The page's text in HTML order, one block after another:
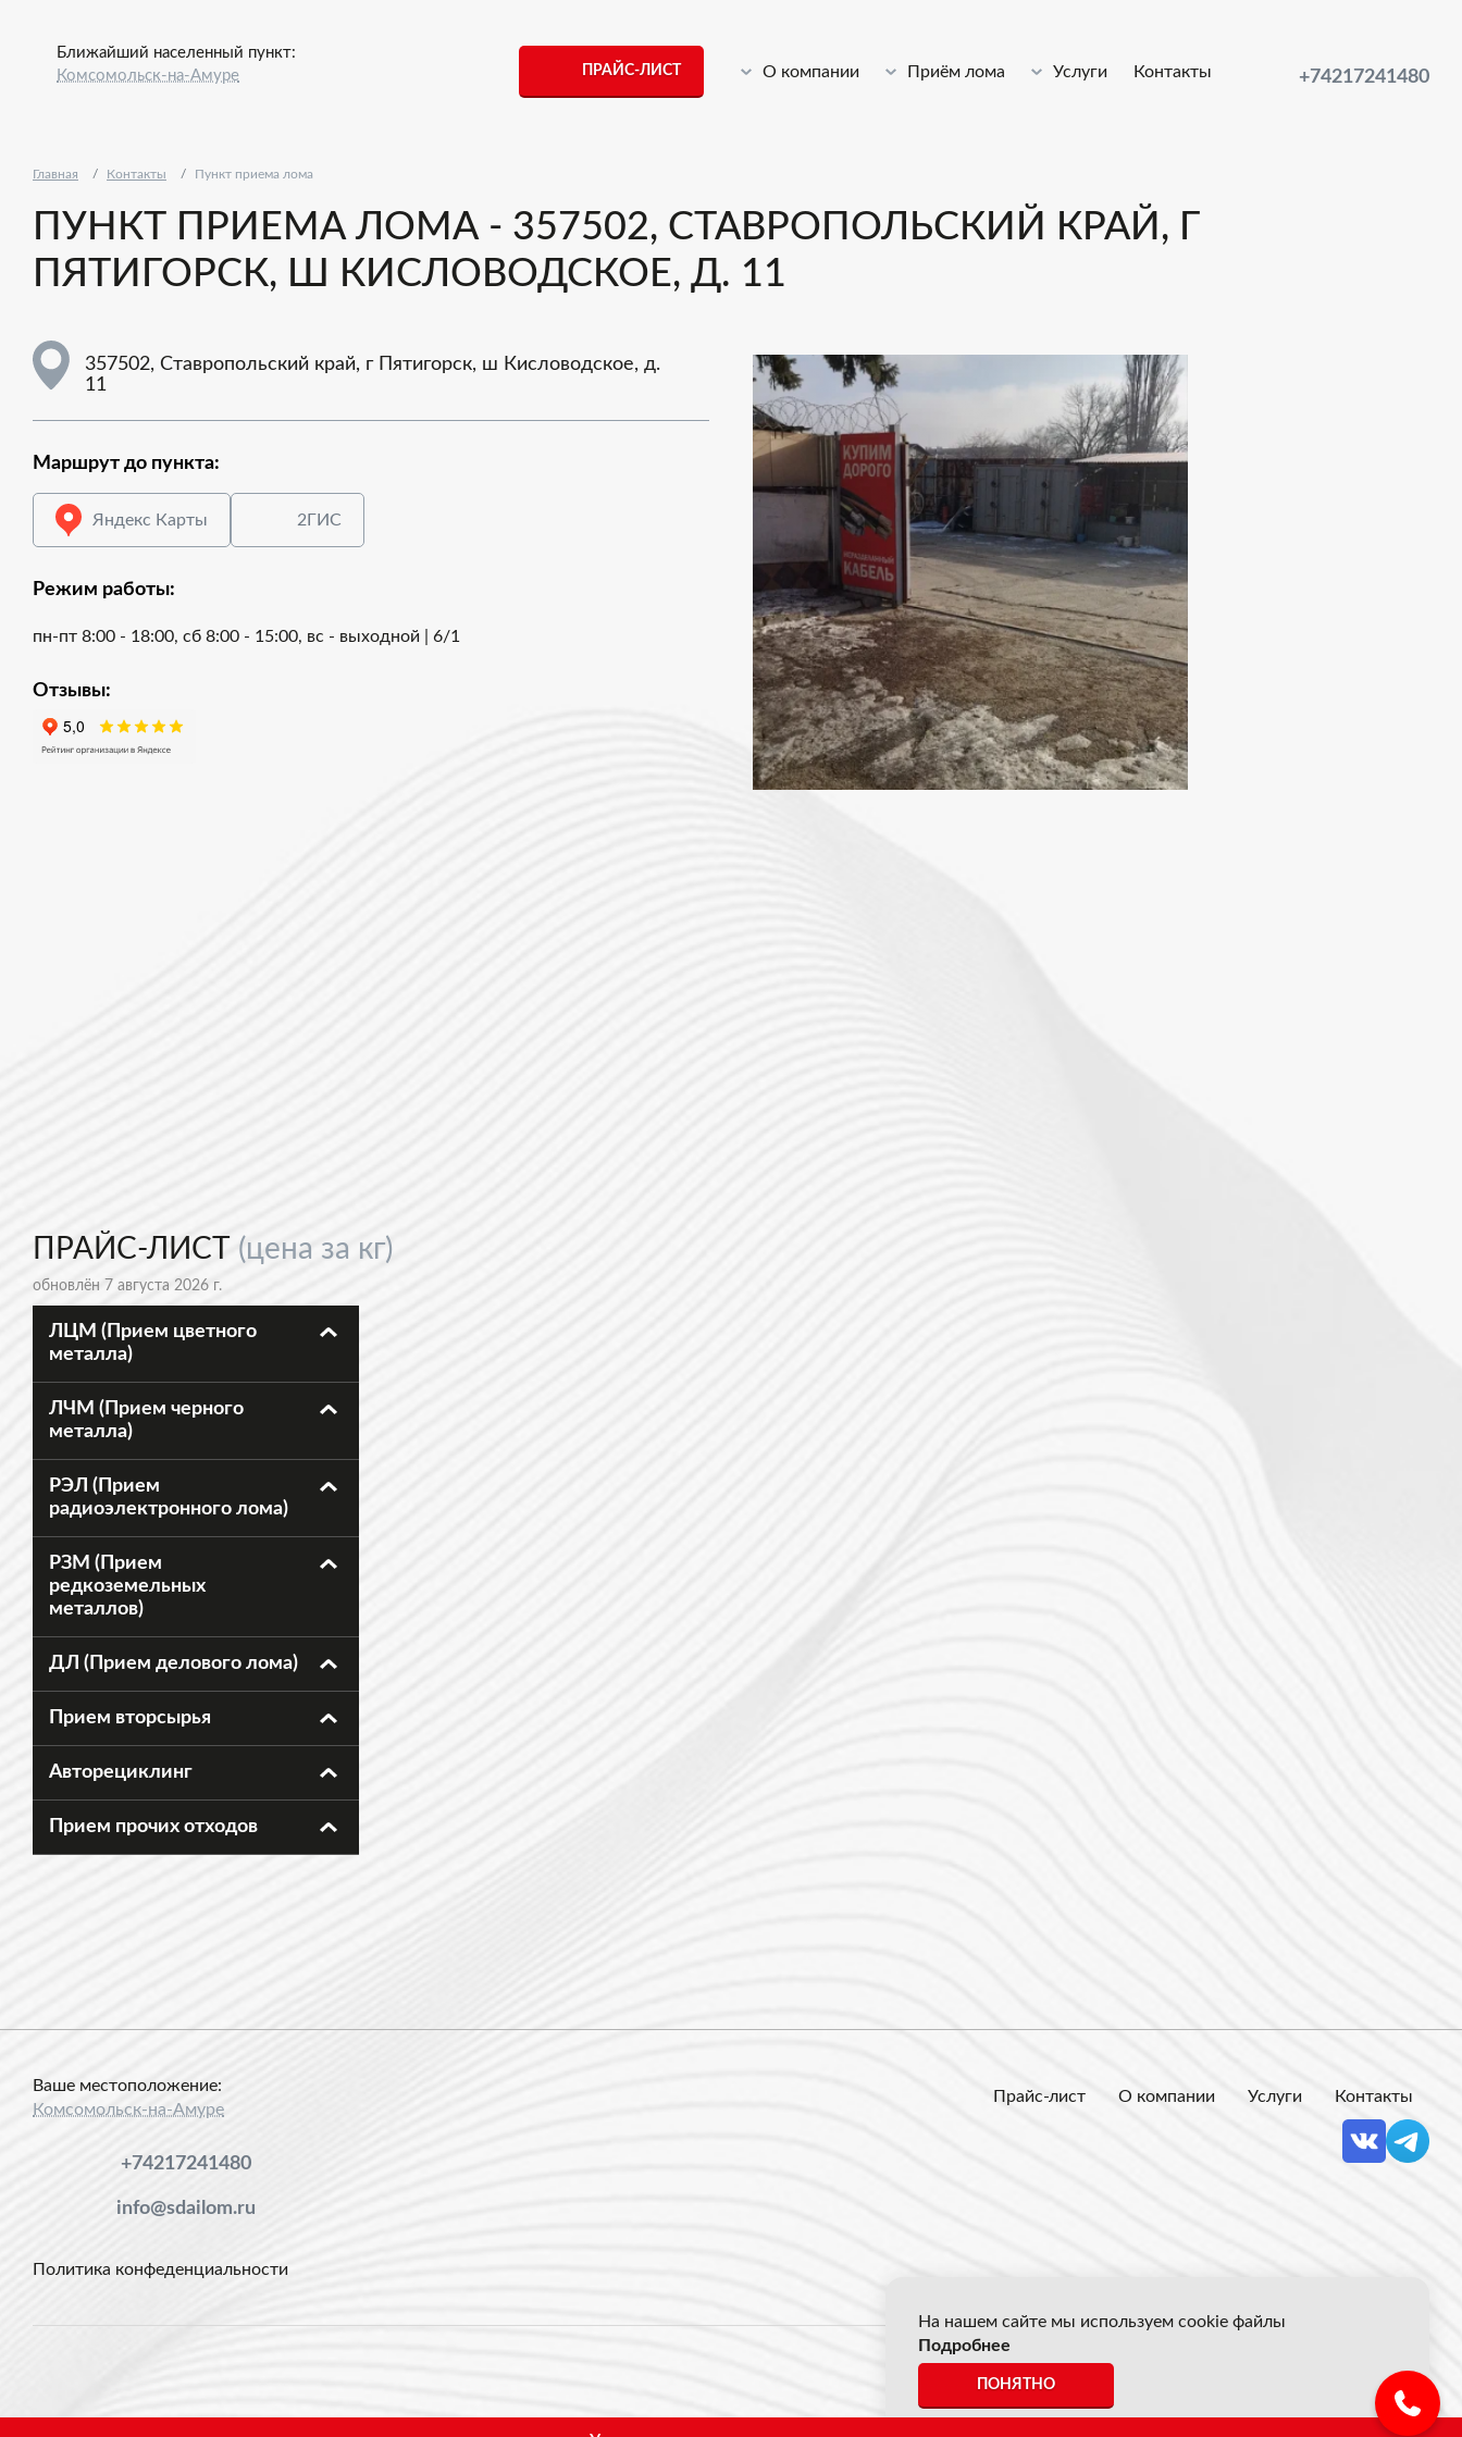
Ближайший населенный пункт:
Комсомольск-на-Амуре
ПРАЙС-ЛИСТ О компании Приём лома Услуги Контакты +74217241480
Главная Контакты Пункт приема лома
ПУНКТ ПРИЕМА ЛОМА - 357502, СТАВРОПОЛЬСКИЙ КРАЙ, Г
ПЯТИГОРСК, Ш КИСЛОВОДСКОЕ, Д. 11
357502, Ставропольский край, г Пятигорск, ш Кисловодское, д.
11
Маршрут до пункта:
Яндекс Карты 2ГИС
Режим работы:
пн-пт 8:00 - 18:00, сб 8:00 - 15:00, вс - выходной | 6/1
Отзывы:
ПРАЙС-ЛИСТ (цена за кг)
обновлён 7 августа 2026 г.
ЛЦМ (Прием цветного
металла)
ЛЧМ (Прием черного
металла)
РЭЛ (Прием
радиоэлектронного лома)
РЗМ (Прием
редкоземельных
металлов)
ДЛ (Прием делового лома)
Прием вторсырья
Авторециклинг
Прием прочих отходов
Ваше местоположение:
Комсомольск-на-Амуре
+74217241480
info@sdailom.ru
Политика конфеденциальности
Прайс-лист О компании Услуги Контакты
© 2026 Акрон Скрап
*Все цены указанные на сайте не являются публичной офертой.
На нашем сайте мы используем cookie файлы
Подробнее
ПОНЯТНО